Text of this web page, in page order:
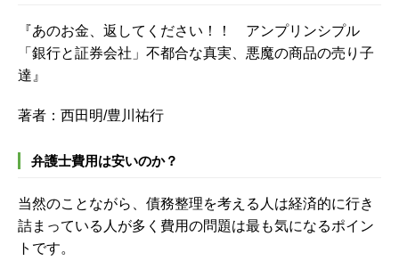
『あのお金、返してください！！ アンプリンシプル
「銀行と証券会社」不都合な真実、悪魔の商品の売り子
達』
著者：西田明/豊川祐行
弁護士費用は安いのか？
当然のことながら、債務整理を考える人は経済的に行き
詰まっている人が多く費用の問題は最も気になるポイン
トです。